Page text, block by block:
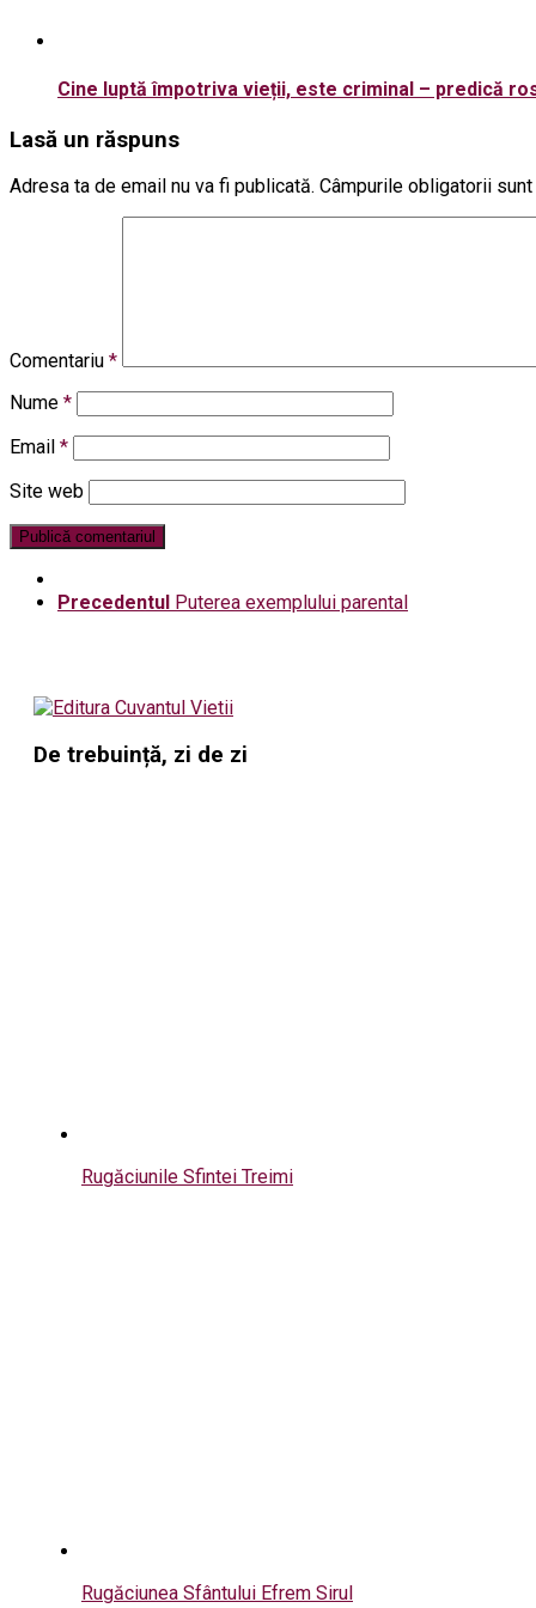
Cine luptă împotriva vieții, este criminal – predică
Lasă un răspuns
Adresa ta de email nu va fi publicată. Câmpurile obligatorii
Comentariu *
Nume *
Email *
Site web
Precedentul Puterea exemplului parental
De trebuință, zi de zi
Rugăciunile Sfintei Treimi
Rugăciunea Sfântului Efrem Sirul